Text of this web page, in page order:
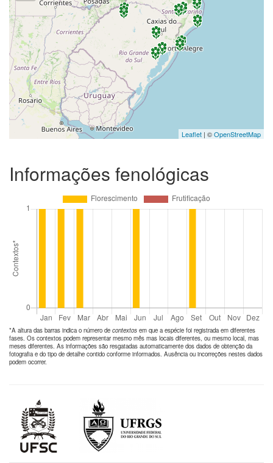
Leaflet | ©OpenStreetMap
Informações fenológicas
*A altura das barras indica o número de contextos em que a espécie foi registrada em diferentes
fases. Os contextos podem representar mesmo mês mas locais diferentes, ou mesmo local, mas
meses diferentes. As informações são resgatadas automaticamente dos dados de obtenção da
fotografia e do tipo de detalhe contido conforme informados. Ausência ou incorreções nestes dados
podem ocorrer.